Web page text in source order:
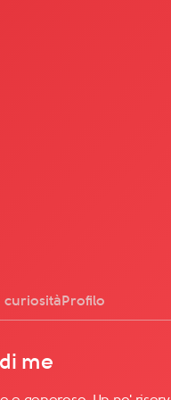
Più
curiositàProfilo
me